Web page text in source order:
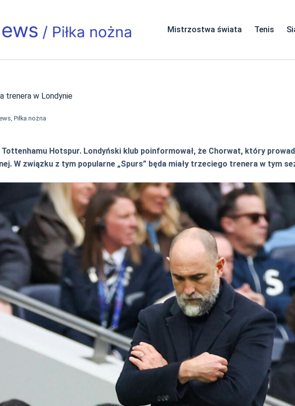
Mistrzostwa świata Tenis
trenera w Londynie
,Piłka nożna
Tottenhamu Hotspur. Londyński klub poinformował, że Chorwat, który
W związku z tym popularne „Spurs” będa miały trzeciego trenera w tym